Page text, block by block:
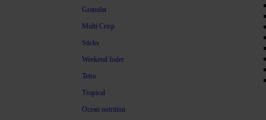
Granulat
Multi Crisp
Sticks
Weekend foder
Tetra
Tropical
Ocean nutrition